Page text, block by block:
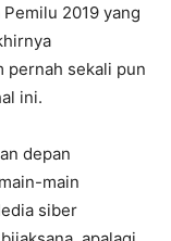
2019 yang
pernah sekali pun
ini.
depan
main
siber